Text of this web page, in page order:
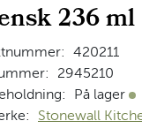
236 ml
420211
2945210
På lager
Stonewall